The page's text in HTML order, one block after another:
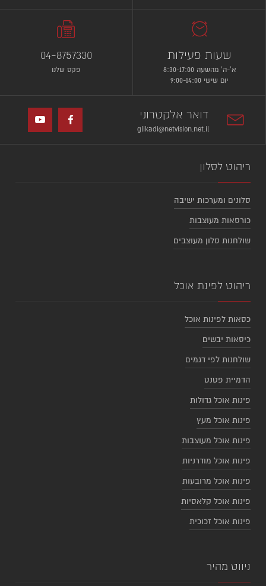
דואר אלקטרוני
glikadi@netvision.net.il
04-8757330
פקס שלנו
שעות פעילות
א’-ה’ מהשעה 8:30-17:00
יום שישי 9:00-14:00
ריהוט לסלון
סלונים ומערכות ישיבה
כורסאות מעוצבות
שולחנות סלון מעוצבים
ריהוט לפינת אוכל
כסאות לפינות אוכל
כיסאות יבשים
שולחנות לפי דגמים
הדמיית פטנט
פינות אוכל גדולות
פינות אוכל מעץ
פינות אוכל מעוצבות
פינות אוכל מודרניות
פינות אוכל מרובעות
פינות אוכל קלאסיות
פינות אוכל זכוכית
ניווט מהיר